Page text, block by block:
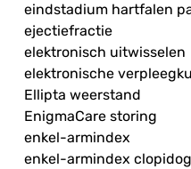
eindstadium hartfalen
ejectiefractie
elektronisch uitwisselen
elektronische
Ellipta weerstand
EnigmaCare storing
enkel-armindex
enkel-armindex